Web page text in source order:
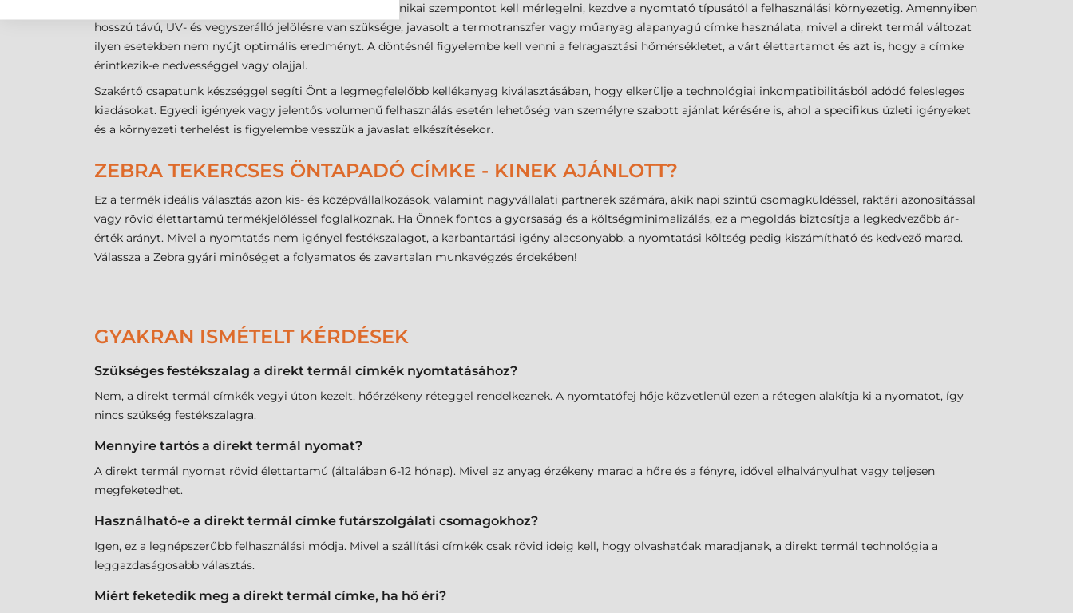
A megfelelő alapanyag kiválasztása során számos technikai szempontot kell mérlegelni, kezdve a nyomtató típusától a felhasználási környezetig. Amennyiben
hosszú távú, UV- és vegyszerálló jelölésre van szüksége, javasolt a termotranszfer vagy műanyag alapanyagú címke használata, mivel a direkt termál változat
ilyen esetekben nem nyújt optimális eredményt. A döntésnél figyelembe kell venni a felragasztási hőmérsékletet, a várt élettartamot és azt is, hogy a címke
érintkezik-e nedvességgel vagy olajjal.
Szakértő csapatunk készséggel segíti Önt a legmegfelelőbb kellékanyag kiválasztásában, hogy elkerülje a technológiai inkompatibilitásból adódó felesleges
kiadásokat. Egyedi igények vagy jelentős volumenű felhasználás esetén lehetőség van személyre szabott ajánlat kérésére is, ahol a specifikus üzleti igényeket
és a környezeti terhelést is figyelembe vesszük a javaslat elkészítésekor.
ZEBRA TEKERCSES ÖNTAPADÓ CÍMKE - KINEK AJÁNLOTT?
Ez a termék ideális választás azon kis- és középvállalkozások, valamint nagyvállalati partnerek számára, akik napi szintű csomagküldéssel, raktári azonosítással
vagy rövid élettartamú termékjelöléssel foglalkoznak. Ha Önnek fontos a gyorsaság és a költségminimalizálás, ez a megoldás biztosítja a legkedvezőbb ár-
érték arányt. Mivel a nyomtatás nem igényel festékszalagot, a karbantartási igény alacsonyabb, a nyomtatási költség pedig kiszámítható és kedvező marad.
Válassza a Zebra gyári minőséget a folyamatos és zavartalan munkavégzés érdekében!
GYAKRAN ISMÉTELT KÉRDÉSEK
Szükséges festékszalag a direkt termál címkék nyomtatásához?
Nem, a direkt termál címkék vegyi úton kezelt, hőérzékeny réteggel rendelkeznek. A nyomtatófej hője közvetlenül ezen a rétegen alakítja ki a nyomatot, így
nincs szükség festékszalagra.
Mennyire tartós a direkt termál nyomat?
A direkt termál nyomat rövid élettartamú (általában 6-12 hónap). Mivel az anyag érzékeny marad a hőre és a fényre, idővel elhalványulhat vagy teljesen
megfeketedhet.
Használható-e a direkt termál címke futárszolgálati csomagokhoz?
Igen, ez a legnépszerűbb felhasználási módja. Mivel a szállítási címkék csak rövid ideig kell, hogy olvashatóak maradjanak, a direkt termál technológia a
leggazdaságosabb választás.
Miért feketedik meg a direkt termál címke, ha hő éri?